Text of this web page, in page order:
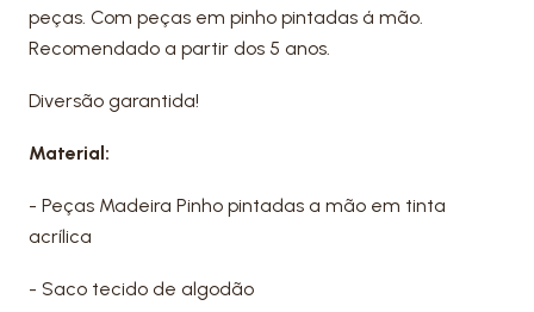
peças. Com peças em pinho pintadas á mão.
Recomendado a partir dos 5 anos.
Diversão garantida!
Material:
- Peças Madeira Pinho pintadas a mão em tinta
acrílica
- Saco tecido de algodão